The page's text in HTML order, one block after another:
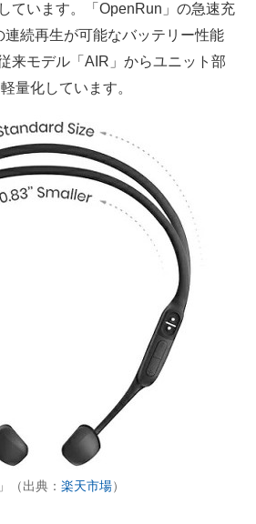
ています。「OpenRun」の急速充
連続再生が可能なバッテリー性能
来モデル「AIR」からユニット部
量化しています。
（出典： 楽天市場）